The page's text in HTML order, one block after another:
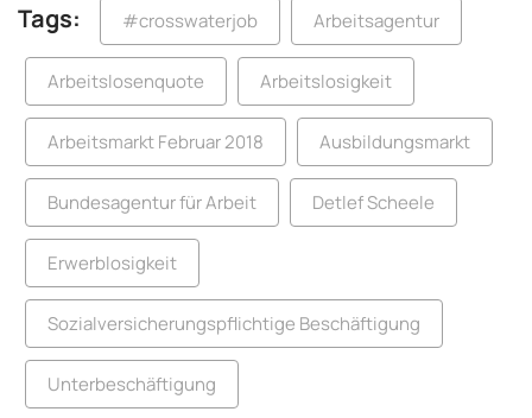
Tags: #crosswaterjob Arbeitsagentur
Arbeitslosenquote Arbeitslosigkeit
Arbeitsmarkt Februar 2018 Ausbildungsmarkt
Bundesagentur für Arbeit Detlef Scheele
Erwerblosigkeit
Sozialversicherungspflichtige Beschäftigung
Unterbeschäftigung